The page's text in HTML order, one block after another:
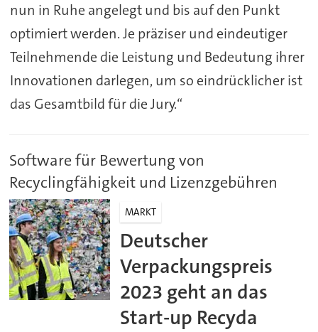
nun in Ruhe angelegt und bis auf den Punkt
optimiert werden. Je präziser und eindeutiger
Teilnehmende die Leistung und Bedeutung ihrer
Innovationen darlegen, um so eindrücklicher ist
das Gesamtbild für die Jury.“
Software für Bewertung von
Recyclingfähigkeit und Lizenzgebühren
MARKT
Deutscher
Verpackungspreis
2023 geht an das
Start-up Recyda